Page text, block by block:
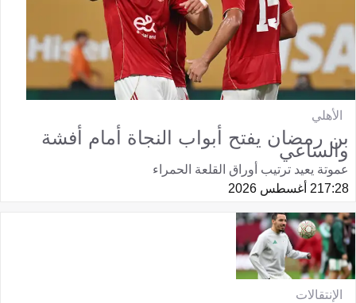
الأهلي
بن رمضان يفتح أبواب النجاة أمام أفشة
والساعي
عموتة يعيد ترتيب أوراق القلعة الحمراء
17:282 أغسطس 2026
الإنتقالات